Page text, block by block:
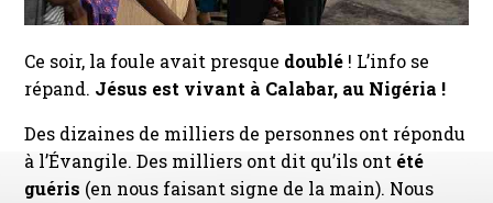
Ce soir, la foule avait presque doublé ! L’info se
répand. Jésus est vivant à Calabar, au Nigéria !
Des dizaines de milliers de personnes ont répondu
à l’Évangile. Des milliers ont dit qu’ils ont été
guéris (en nous faisant signe de la main). Nous